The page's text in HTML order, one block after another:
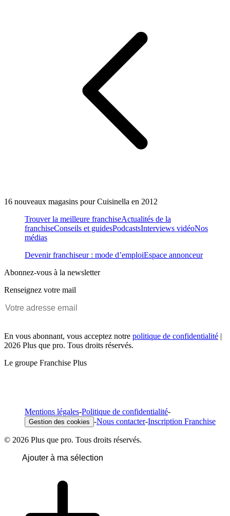
16 nouveaux magasins pour Cuisinella en 2012
Trouver la meilleure franchiseActualités de la
franchiseConseils et guidesPodcastsInterviews vidéoNos
médias
Devenir franchiseur : mode d’emploiEspace annonceur
Abonnez-vous à la newsletter
Renseignez votre mail
En vous abonnant, vous acceptez notre politique de confidentialité |
2026 Plus que pro. Tous droits réservés.
Le groupe Franchise Plus
Mentions légales-Politique de confidentialité-
Gestion des cookies -Nous contacter-Inscription Franchise
© 2026 Plus que pro. Tous droits réservés.
Ajouter à ma sélection